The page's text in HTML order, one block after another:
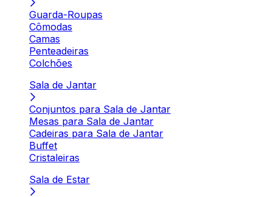
Guarda-Roupas
Cômodas
Camas
Penteadeiras
Colchões
Sala de Jantar
Conjuntos para Sala de Jantar
Mesas para Sala de Jantar
Cadeiras para Sala de Jantar
Buffet
Cristaleiras
Sala de Estar